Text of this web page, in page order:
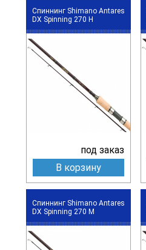
Спиннинг Shimano Antares
DX Spinning 270 H
под заказ
В корзину
Спиннинг Shimano Antares
DX Spinning 270 M